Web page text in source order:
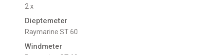
2 x
Dieptemeter
Raymarine ST 60
Windmeter